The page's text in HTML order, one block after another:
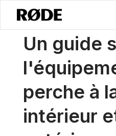
Nouvelles / Un Guide Sur Les
Un guide
perche à
intérieur